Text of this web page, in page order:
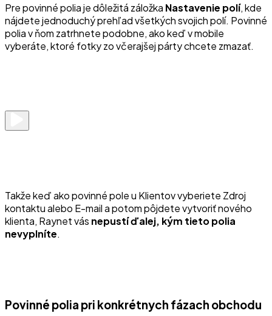
Pre povinné polia je dôležitá záložka Nastavenie polí, kde
nájdete jednoduchý prehľad všetkých svojich polí. Povinné
polia v ňom zatrhnete podobne, ako keď v mobile
vyberáte, ktoré fotky zo včerajšej párty chcete zmazať.
Takže keď ako povinné pole u Klientov vyberiete Zdroj
kontaktu alebo E-mail a potom pôjdete vytvoriť nového
klienta, Raynet vás nepustí ďalej, kým tieto polia
nevyplníte.
Povinné polia pri konkrétnych fázach obchodu